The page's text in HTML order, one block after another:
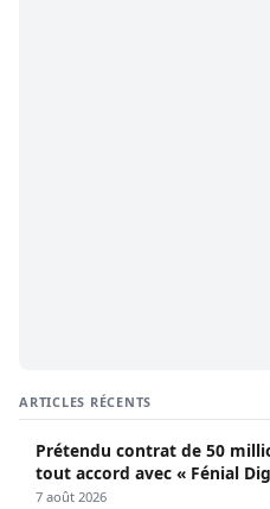
ARTICLES RÉCENTS
Prétendu contrat de 50
tout accord avec « Fénial
poursuites
7 août 2026